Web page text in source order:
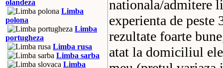
olandeza
Limba
polona
Limba
portugheza
Limba rusa
Limba sarba
Limba
nationala/admitere
experienta de
rezultate foarte
atat la domiciliul